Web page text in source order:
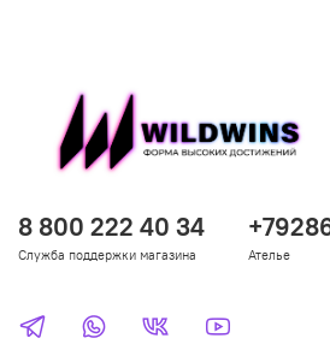
8 800 222 40 34
Служба поддержки магазина Ателье